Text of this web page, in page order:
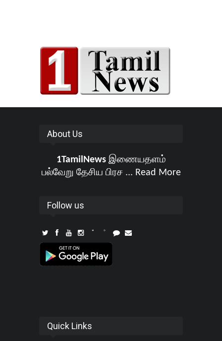
About Us
1TamilNewsஇணையதளம்
பல்வேறு தேசிய பிரச ... Read More
Follow us
Quick Links